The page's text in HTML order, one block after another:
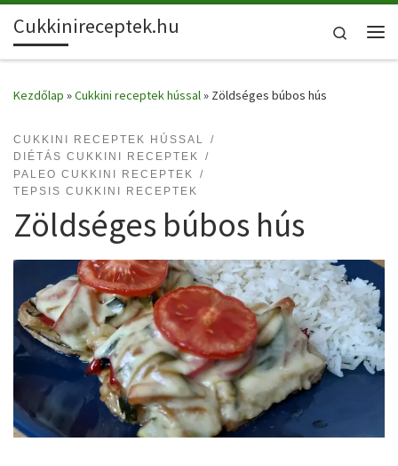
Skip to content
Cukkinireceptek.hu
Search
Kezdőlap »Cukkini receptek hússal» Zöldséges búbos hús
CUKKINI RECEPTEK HÚSSAL
DIÉTÁS CUKKINI RECEPTEK
PALEO CUKKINI RECEPTEK
TEPSIS CUKKINI RECEPTEK
Zöldséges búbos hús